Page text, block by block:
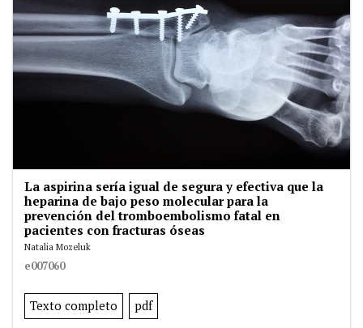
La aspirina sería igual de segura y efectiva que la
heparina de bajo peso molecular para la
prevención del tromboembolismo fatal en
pacientes con fracturas óseas
Natalia Mozeluk
e007060
Texto completo pdf